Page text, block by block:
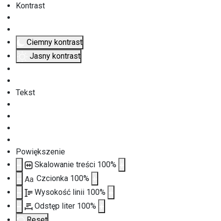
Kontrast
Ciemny kontrast
Jasny kontrast
Tekst
Powiększenie
Skalowanie treści 100%
Aa Czcionka 100%
Wysokość linii 100%
Odstęp liter 100%